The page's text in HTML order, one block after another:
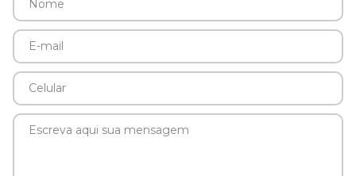
Nome
mail
Celular